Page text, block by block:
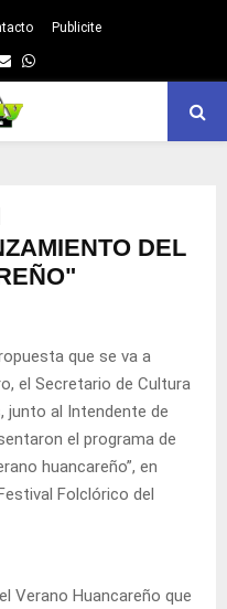
Publicite
EmailWhatsapp
DEL
que se va a
el Secretario de Cultura
junto al Intendente de
el programa de
huancareño”, en
Folclórico del
Verano Huancareño que